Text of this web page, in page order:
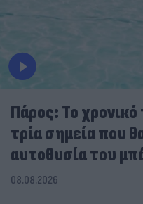
Πάρος: Το
τρία σημεία που
αυτοθυσία του
08.08.2026